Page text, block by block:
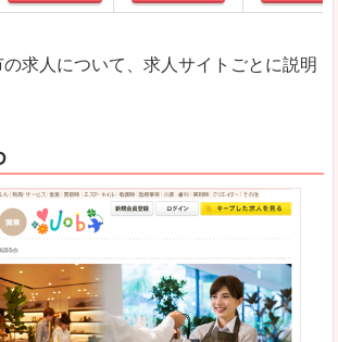
求人について、求人サイトごとに説明